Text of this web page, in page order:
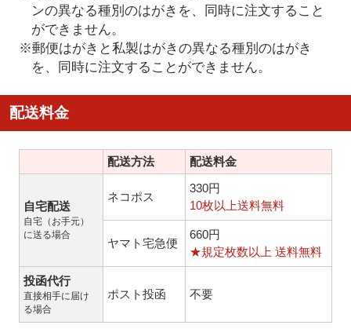
ンの異なる種別のはがきを、同時に注文すること
ができません。
※郵便はがきと私製はがきの異なる種別のはがき
を、同時に注文することができません。
配送料金
配送方法 配送料金
自宅配送
自宅（お手元）
に送る場合
ネコポス
330円
10枚以上送料無料
ヤマト宅急便
660円
★規定枚数以上 送料無料
投函代行
直接相手に届け
る場合
ポスト投函 不要